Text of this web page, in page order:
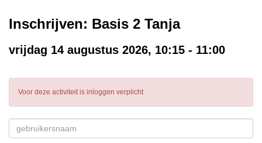
Inschrijven: Basis 2 Tanja
vrijdag 14 augustus 2026, 10:15 - 11:00
Voor deze activiteit is inloggen verplicht